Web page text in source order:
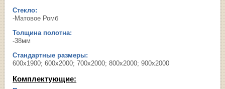
Стекло:
-Матовое Ромб
Толщина полотна:
-38мм
Стандартные размеры:
600х1900; 600х2000; 700х2000; 800х2000; 900х2000
Комплектующие: